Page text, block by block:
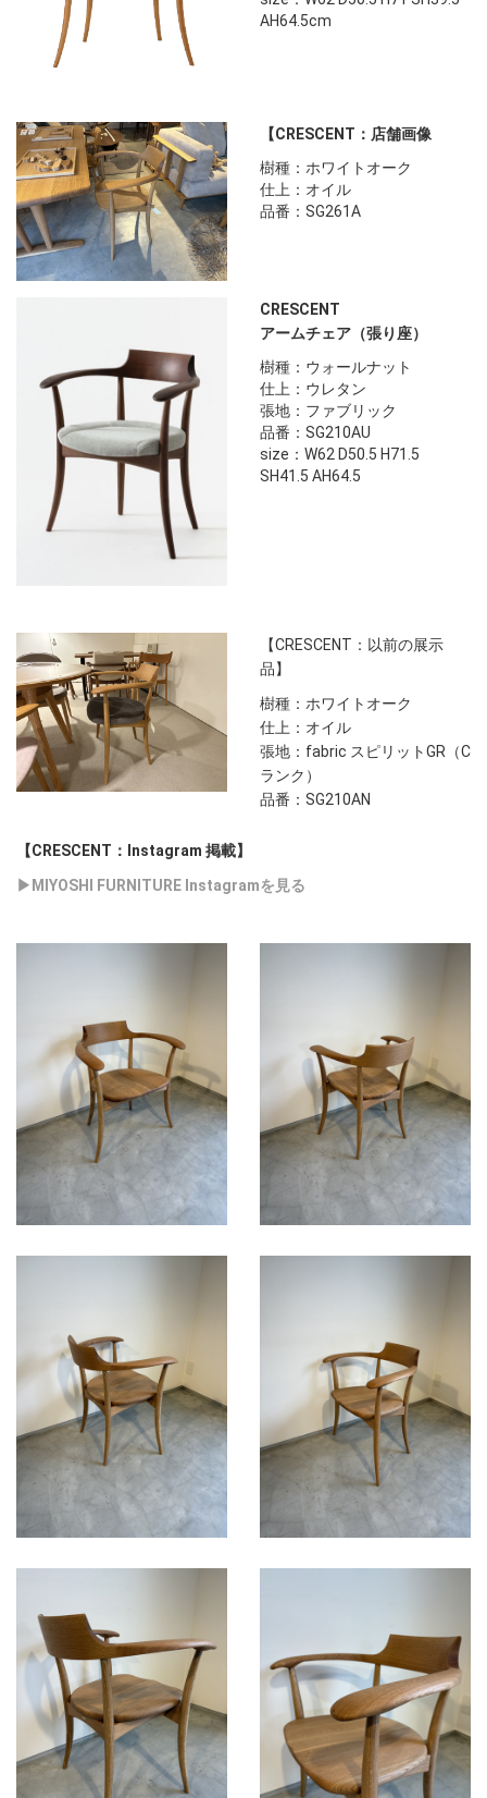
AH64.5cm
【CRESCENT：店舗画像
樹種：ホワイトオーク
仕上：オイル
品番：SG261A
CRESCENT
アームチェア（張り座）
樹種：ウォールナット
仕上：ウレタン
張地：ファブリック
品番：SG210AU
size：W62 D50.5 H71.5
SH41.5 AH64.5
【CRESCENT：以前の展示
品】
樹種：ホワイトオーク
仕上：オイル
張地：fabric スピリットGR（C
ランク）
品番：SG210AN
【CRESCENT：Instagram 掲載】
▶MIYOSHI FURNITURE Instagramを見る